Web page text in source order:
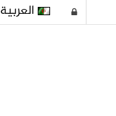
العربية